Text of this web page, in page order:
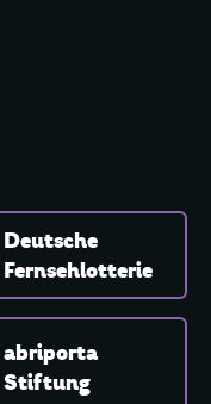
Deutsche
Fernsehlotterie
abriporta
Stiftung